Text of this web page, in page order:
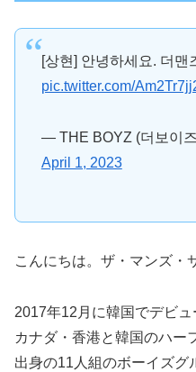
[상현] 안녕하세요. 더맨
pic.twitter.com/
— THE BOYZ (더보이
April 1, 2023
こんにちは。ザ・マンズ・
2017年12月に韓国でデビュ
カナダ・香港と韓国のハー
出身の11人組のボーイズグ